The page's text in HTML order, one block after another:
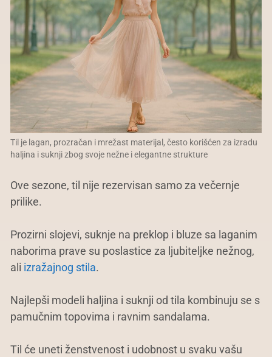
Til je lagan, prozračan i mrežast materijal, često korišćen za izradu
haljina i suknji zbog svoje nežne i elegantne strukture
Ove sezone, til nije rezervisan samo za večernje
prilike.
Prozirni slojevi, suknje na preklop i bluze sa laganim
naborima prave su poslastice za ljubiteljke nežnog,
ali izražajnog stila.
Najlepši modeli haljina i suknji od tila kombinuju se s
pamučnim topovima i ravnim sandalama.
Til će uneti ženstvenost i udobnost u svaku vašu